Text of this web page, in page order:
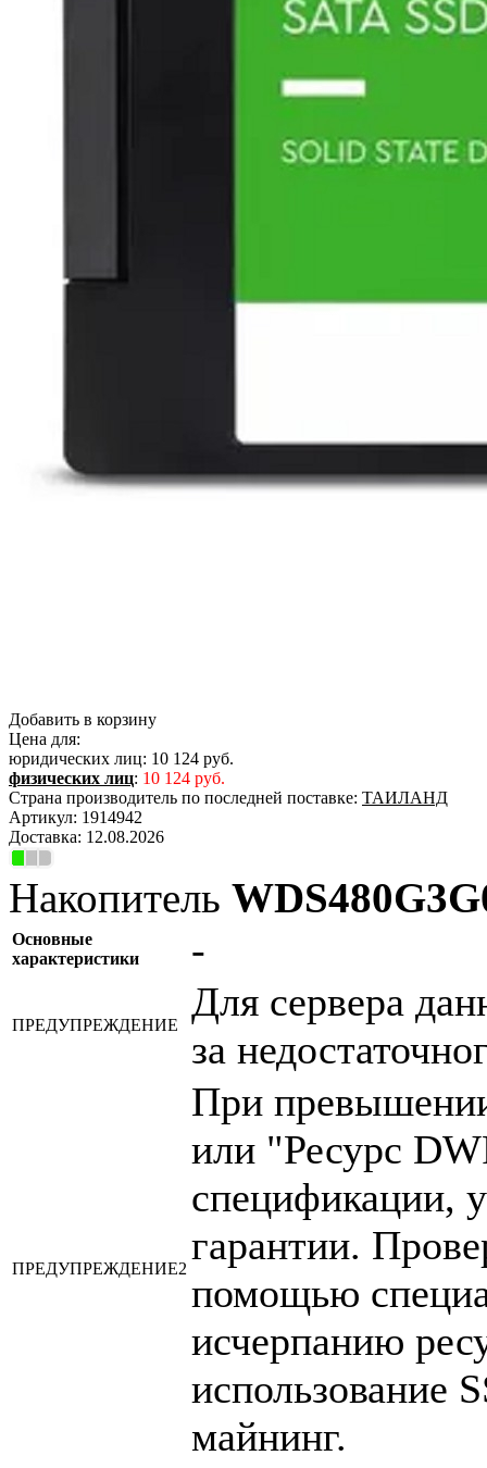
Добавить в корзину
Цена для:
юридических лиц: 10 124 руб.
физических лиц: 10 124 руб.
Страна производитель по последней поставке: ТАИЛАНД
Артикул: 1914942
Доставка: 12.08.2026
Накопитель
Основные
характеристики
-
ПРЕДУПРЕЖДЕНИЕ
Для сервера
за
ПРЕДУПРЕЖДЕНИЕ2
При
или "Ресурс
спецификации,
гарантии.
помощью
исчерпанию
использование
майнинг.